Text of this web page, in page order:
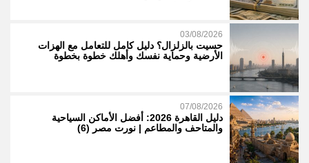
03/08/2026
حسيت بالزلزال؟ دليل كامل للتعامل مع الهزات
الأرضية وحماية نفسك وأهلك خطوة بخطوة
07/08/2026
دليل القاهرة 2026: أفضل الأماكن السياحية
والمتاحف والمطاعم | نورت مصر (6)